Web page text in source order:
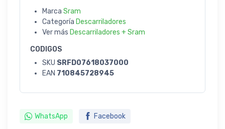
Marca Sram
Categoría Descarriladores
Ver más Descarriladores + Sram
CODIGOS
SKU SRFD07618037000
EAN 710845728945
WhatsApp Facebook